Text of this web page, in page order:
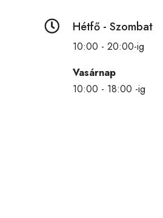
 Hétfő - Szombat
10:00 - 20:00-ig
Vasárnap
10:00 - 18:00 -ig